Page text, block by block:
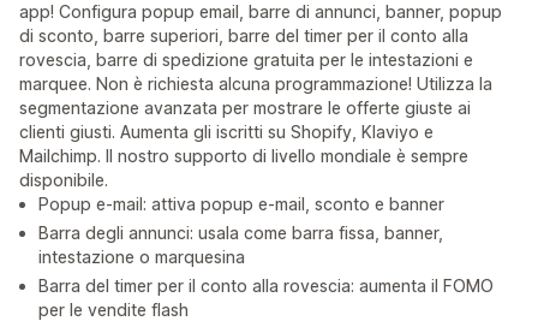
app! Configura popup email, barre di annunci, banner, popup
di sconto, barre superiori, barre del timer per il conto alla
rovescia, barre di spedizione gratuita per le intestazioni e
marquee. Non è richiesta alcuna programmazione! Utilizza la
segmentazione avanzata per mostrare le offerte giuste ai
clienti giusti. Aumenta gli iscritti su Shopify, Klaviyo e
Mailchimp. Il nostro supporto di livello mondiale è sempre
disponibile.
Popup e-mail: attiva popup e-mail, sconto e banner
Barra degli annunci: usala come barra fissa, banner,
intestazione o marquesina
Barra del timer per il conto alla rovescia: aumenta il FOMO
per le vendite flash